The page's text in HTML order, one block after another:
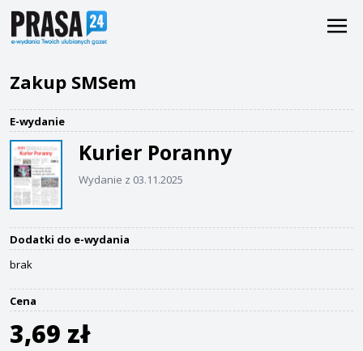
Zakup SMSem
E-wydanie
Kurier Poranny
Wydanie z 03.11.2025
Dodatki do e-wydania
brak
Cena
3,69 zł